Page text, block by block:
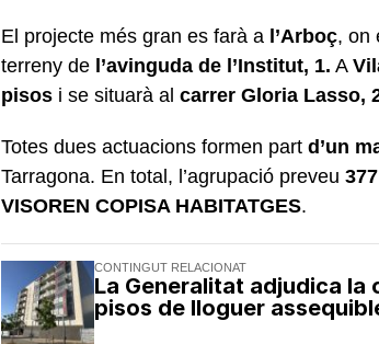
El projecte més gran es farà a l’Arboç, on
terreny de l’avinguda de l’Institut, 1. A
pisos i se situarà al carrer Gloria Lasso,
Totes dues actuacions formen part d’un
Tarragona. En total, l’agrupació preveu
VISOREN COPISA HABITATGES.
CONTINGUT RELACIONAT
La Generalitat adjudica
pisos de lloguer